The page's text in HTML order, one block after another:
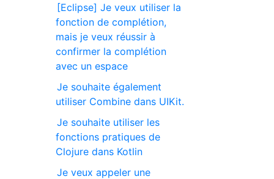
[Eclipse] Je veux utiliser la
fonction de complétion,
mais je veux réussir à
confirmer la complétion
avec un espace
Je souhaite également
utiliser Combine dans UIKit.
Je souhaite utiliser les
fonctions pratiques de
Clojure dans Kotlin
Je veux appeler une